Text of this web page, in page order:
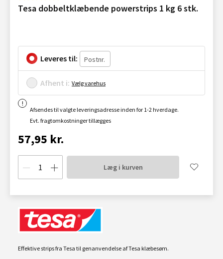
Tesa dobbeltklæbende powerstrips 1 kg 6 stk.
Leveres til:
Afhent i: Vælg varehus
Afsendes til valgte leveringsadresse inden for 1-2 hverdage.
Evt. fragtomkostninger tillægges
57,95 kr.
Læg i kurven
Effektive strips fra Tesa til genanvendelse af Tesa klæbesøm.